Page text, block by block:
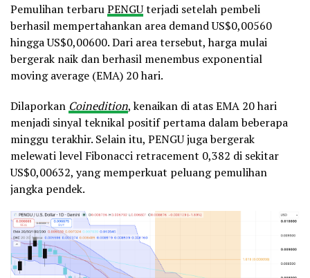
Pemulihan terbaruPENGUterjadi setelah pembeli
berhasil mempertahankan area demand US$0,00560
hingga US$0,00600. Dari area tersebut, harga mulai
bergerak naik dan berhasil menembus exponential
moving average (EMA) 20 hari.
Dilaporkan Coinedition, kenaikan di atas EMA 20 hari
menjadi sinyal teknikal positif pertama dalam beberapa
minggu terakhir. Selain itu, PENGU juga bergerak
melewati level Fibonacci retracement 0,382 di sekitar
US$0,00632, yang memperkuat peluang pemulihan
jangka pendek.